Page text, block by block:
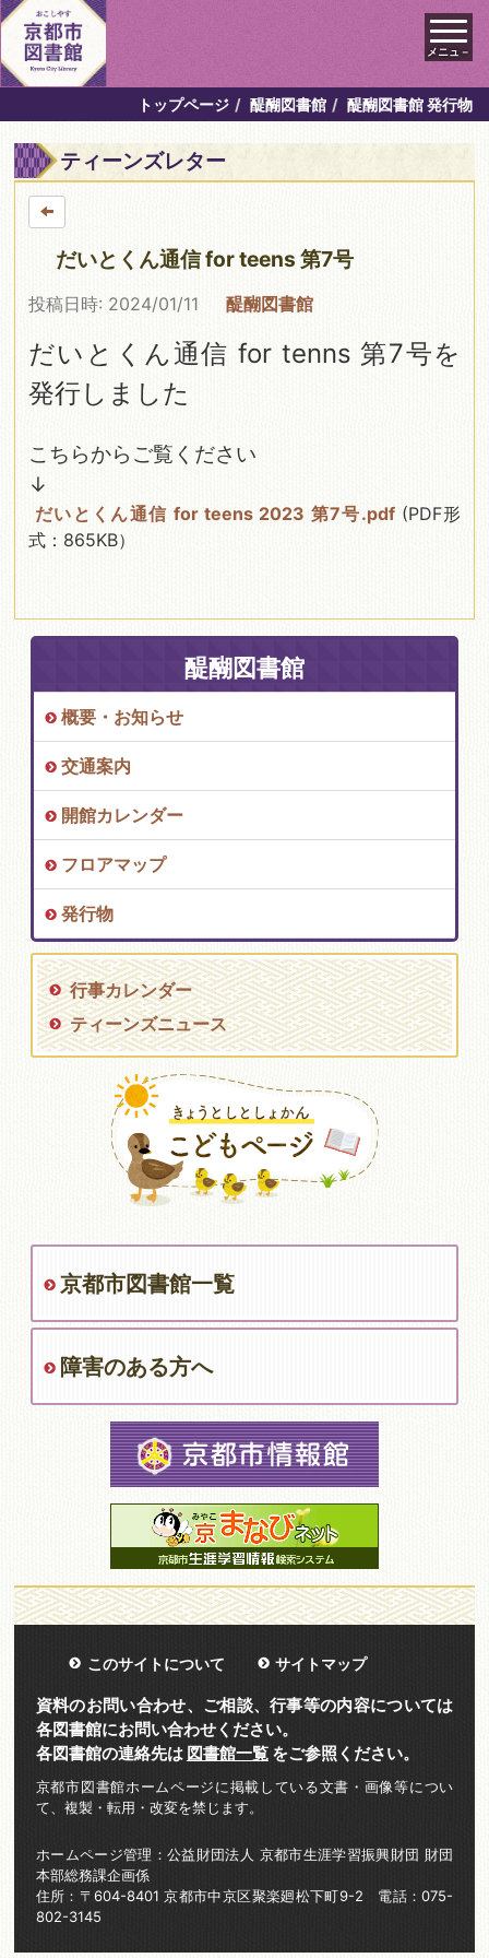
メニュ－
トップページ 醍醐図書館 醍醐図書館 発行物
ティーンズレター
だいとくん通信 for teens 第7号
投稿日時: 2024/01/11 醍醐図書館
だいとくん通信 for tenns 第7号を
発行しました
こちらからご覧ください
↓
だいとくん通信 for teens 2023 第7号.pdf(PDF形
式：865KB）
醍醐図書館
概要・お知らせ
交通案内
開館カレンダー
フロアマップ
発行物
行事カレンダー
ティーンズニュース
京都市図書館一覧
障害のある方へ
このサイトについて サイトマップ
資料のお問い合わせ、ご相談、行事等の内容については
各図書館にお問い合わせください。
各図書館の連絡先は 図書館一覧をご参照ください。
京都市図書館ホームページに掲載している文書・画像等につい
て、複製・転用・改変を禁じます。
ホームページ管理：公益財団法人 京都市生涯学習振興財団 財団
本部総務課企画係
住所：〒604-8401 京都市中京区聚楽廻松下町9-2 電話：075-
802-3145